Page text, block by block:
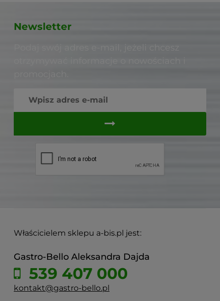
Newsletter
Podaj swój adres e-mail, jeżeli chcesz
Właścicielem sklepu a-bis.pl jest:
Gastro-Bello Aleksandra Dajda
539 407 000
kontakt@gastro-bello.pl